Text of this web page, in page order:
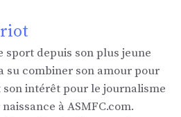
sport depuis son plus jeune
su combiner son amour pour
intérêt pour le journalisme
à ASMFC.com.